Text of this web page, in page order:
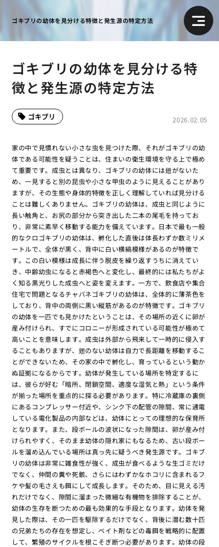
ゴキブリの幼体を見分ける特徴と発生源の特定方法
ゴキブリの幼体を見分ける特
徴と発生源の特定方法
2026.02.05
ゴキブリ
家の中で見慣れない小さな虫を見つけた際、それがゴキブリの幼
体である可能性を疑うことは、住まいの衛生環境を守る上で極め
て重要です。成虫とは異なり、ゴキブリの幼体には翅がないた
め、一見すると別の昆虫や小さな甲虫のように見えることがあり
ますが、その生態や身体的特徴を正しく理解していれば見分ける
ことは難しくありません。ゴキブリの幼体は、成虫と同じように
長い触角と、お尻の部分から突き出した二本の尾毛を持ってお
り、非常に素早く移動する能力を備えています。日本で最も一般
的なクロゴキブリの幼体は、孵化した直後は体長わずか数ミリメ
ートルで、全体が黒く、背中に白い横縞模様があるのが特徴で
す。この白い模様は成長に伴う脱皮を繰り返すうちに消えてい
き、中齢幼虫になると赤褐色へと変化し、最終的には私たちがよ
く知る黒光りした成虫へと姿を変えます。一方で、飲食店や集合
住宅で問題となるチャバネゴキブリの幼体は、全体的に薄茶色を
しており、背中の両側に黒い縦筋があるのが特徴です。ゴキブリ
の幼体を一匹でも見かけたということは、その場所の近くに卵が
産み付けられ、すでにコロニーが形成されている可能性が極めて
高いことを意味します。成虫は外部から飛来して一時的に侵入す
ることもありますが、翅のない幼体は自力で長距離を移動するこ
とができないため、その家の中で孵化し、育っているという動か
ぬ証拠になるからです。幼体が発生している場所を特定するに
は、彼らが好む「暗所、閉鎖空間、適度な湿気と熱」という条件
が揃った場所を重点的に探る必要があります。特に冷蔵庫の裏側
にあるコンプレッサー付近や、シンク下の配管の隙間、常に通電
している電化製品の内部などは、幼体にとっての理想的な保育所
となります。また、段ボールの波状になった隙間は、卵が産み付
けられやすく、そのまま幼体の隠れ家にもなるため、古い段ボー
ルを溜め込んでいる場所は真っ先に疑うべき発生源です。ゴキブ
リの幼体は非常に雑食性が強く、成虫が食べるような生ゴミだけ
でなく、仲間の糞や死骸、さらにはわずかなホコリに含まれるフ
ケや髪の毛さえも餌にして成長します。そのため、目に見える汚
れだけでなく、隙間に溜まった微細な有機物を排除することが、
幼体の生存を断つための最も効果的な手段となります。幼体を発
見した際は、その一匹を駆除するだけでなく、背後に潜む数十匹
の兄弟たちの存在を想定し、ベイト剤などの毒餌を戦略的に配置
して、繁殖のサイクルを根こそぎ断つ必要があります。幼体の段